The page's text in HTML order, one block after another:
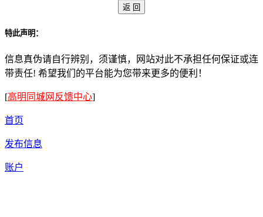
特此声明：
信息真伪请自行辨别，须谨慎，网站对此不承担任何保证或连
带责任! 希望我们的平台能为您带来更多的便利！
[高明同城网反馈中心]
首页
发布信息
账户